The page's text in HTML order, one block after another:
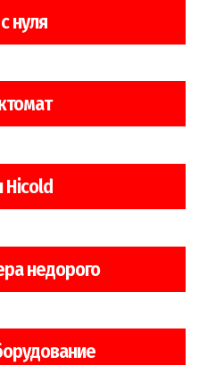
нуля
Hicold
недорого